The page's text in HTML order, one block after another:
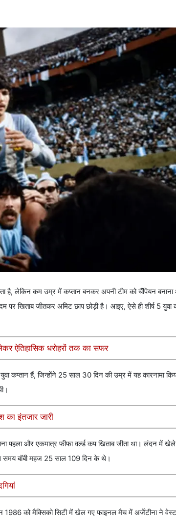
है, लेकिन कम उम्र में कप्तान बनकर अपनी टीम को चैंपियन
खिताब जीतकर अमिट छाप छोड़ी है। आइए, ऐसे ही शीर्ष 5 युवा
ऐतिहासिक धरोहरों तक का सफर
कप्तान हैं, जिन्होंने 25 साल 30 दिन की उम्र में यह कारनामा
का इंतजार जारी
पहला और एकमात्र फीफा वर्ल्ड कप खिताब जीता था। लंदन में
बॉबी महज 25 साल 109 दिन के थे।
1986 को मैक्सिको सिटी में खेल गए फाइनल मैच में अर्जेंटीना ने